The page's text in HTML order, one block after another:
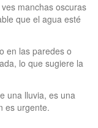
ves manchas oscuras
que el agua esté
en las paredes o
lo que sugiere la
una lluvia, es una
es urgente.